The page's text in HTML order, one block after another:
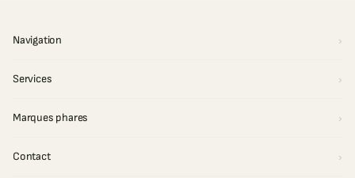
Navigation
Services
Marques phares
Contact